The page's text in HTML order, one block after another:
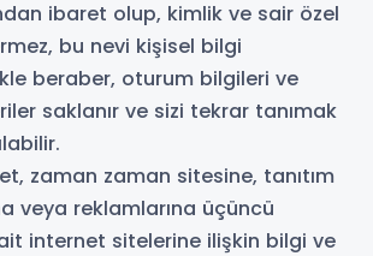
ibaret olup, kimlik ve sair özel
bu nevi kişisel bilgi
beraber, oturum bilgileri ve
saklanır ve sizi tekrar tanımak
zaman zaman sitesine, tanıtım
veya reklamlarına üçüncü
internet sitelerine ilişkin bilgi ve